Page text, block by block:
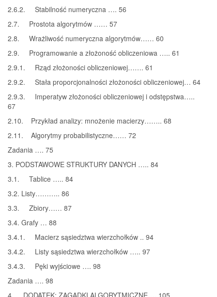
2.6.2. Stabilność numeryczna …. 56
2.7. Prostota algorytmów …… 57
2.8. Wrażliwość numeryczna algorytmów…… 60
2.9. Programowanie a złożoność obliczeniowa ….. 61
2.9.1. Rząd złożoności obliczeniowej……. 61
2.9.2. Stała proporcjonalności złożoności obliczeniowej… 64
2.9.3. Imperatyw złożoności obliczeniowej i odstępstwa…..
67
2.10. Przykład analizy: mnożenie macierzy…….. 68
2.11. Algorytmy probabilistyczne…… 72
Zadania …. 75
3. PODSTAWOWE STRUKTURY DANYCH ….. 84
3.1. Tablice ….. 84
3.2. Listy……….. 86
3.3. Zbiory…… 87
3.4. Grafy … 88
3.4.1. Macierz sąsiedztwa wierzchołków .. 94
3.4.2. Listy sąsiedztwa wierzchołków ….. 97
3.4.3. Pęki wyjściowe …. 98
Zadania …. 98
4. DODATEK: ZAGADKI ALGORYTMICZNE…. 105